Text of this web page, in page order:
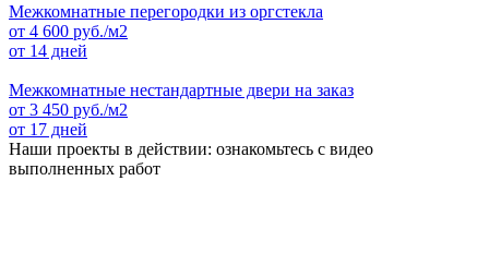
Межкомнатные перегородки из оргстекла
от 4 600 руб./м2
от 14 дней
Межкомнатные нестандартные двери на заказ
от 3 450 руб./м2
от 17 дней
Наши проекты в действии: ознакомьтесь с видео
выполненных работ